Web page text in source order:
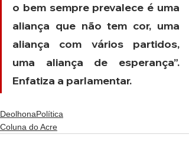
o bem sempre prevalece é uma
aliança que não tem cor, uma
aliança com vários partidos,
uma aliança de esperança”.
Enfatiza a parlamentar.
DeolhonaPolítica
Coluna do Acre